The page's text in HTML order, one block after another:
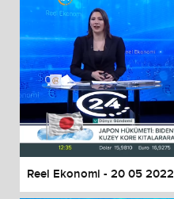
Reel Ekonomi - 20 05 2022